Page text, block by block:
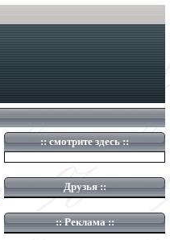
::смотрите здесь::
Друзья::
:: Реклама ::